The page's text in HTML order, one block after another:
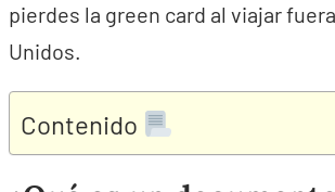
pierdes la green card al viajar
Unidos.
Contenido